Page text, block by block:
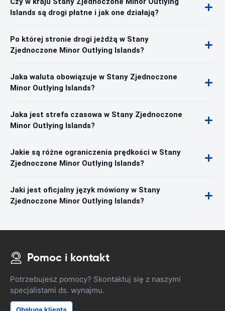
Islands są drogi płatne i jak one działają?
Po której stronie drogi jeżdżą w Stany
Zjednoczone Minor Outlying Islands?
Jaka waluta obowiązuje w Stany Zjednoczone
Minor Outlying Islands?
Jaka jest strefa czasowa w Stany Zjednoczone
Minor Outlying Islands?
Jakie są różne ograniczenia prędkości w Stany
Zjednoczone Minor Outlying Islands?
Jaki jest oficjalny język mówiony w Stany
Zjednoczone Minor Outlying Islands?
Pomoc i kontakt
Potrzebujesz pomocy? Skontaktuj się z naszymi
specjalistami ds. wynajmu.